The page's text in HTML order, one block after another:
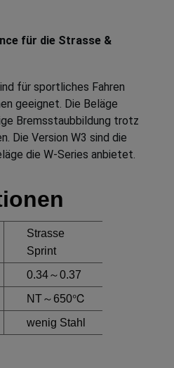
für die Strasse &
für sportliches Fahren
geeignet. Die Beläge
Bremsstaubbildung trotz
Die Version W3 sind die
die W-Series anbietet.
Strasse
Sprint
0.34～0.37
NT～650℃
wenig Stahl